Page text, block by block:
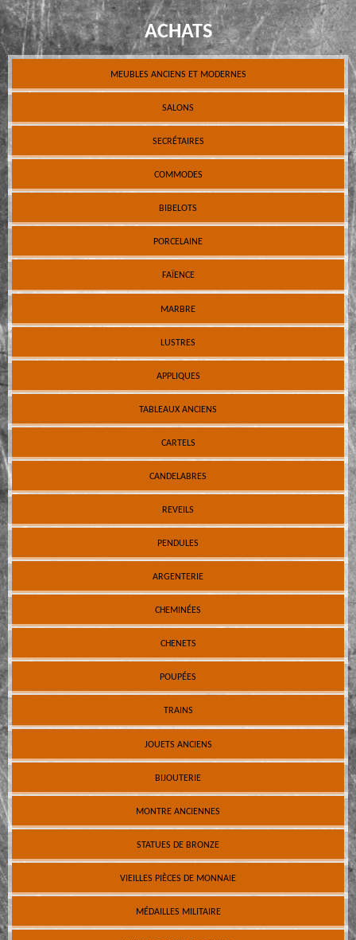
ACHATS
MEUBLES ANCIENS ET MODERNES
SALONS
SECRÉTAIRES
COMMODES
BIBELOTS
PORCELAINE
FAÏENCE
MARBRE
LUSTRES
APPLIQUES
TABLEAUX ANCIENS
CARTELS
CANDELABRES
REVEILS
PENDULES
ARGENTERIE
CHEMINÉES
CHENETS
POUPÉES
TRAINS
JOUETS ANCIENS
BIJOUTERIE
MONTRE ANCIENNES
STATUES DE BRONZE
VIEILLES PIÈCES DE MONNAIE
MÉDAILLES MILITAIRE